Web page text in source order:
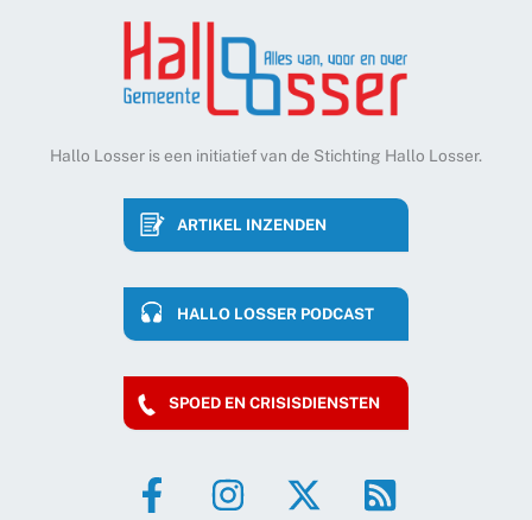
Hallo Losser is een initiatief van de Stichting Hallo Losser.
ARTIKEL INZENDEN
HALLO LOSSER PODCAST
SPOED EN CRISISDIENSTEN